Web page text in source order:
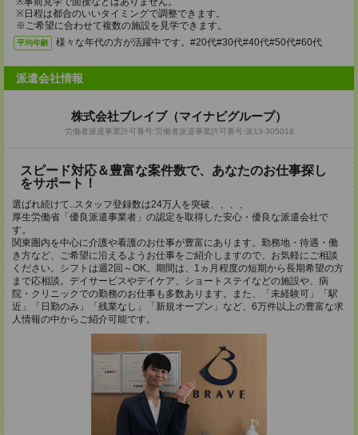
※日程は都合のいいタイミングで調整できます。
※ご希望に合わせて複数の施設を見学できます。
平均年齢 様々な年代の方が活躍中です。#20代#30代#40代#50代#60代
派遣会社情報
株式会社ブレイブ（マイナビグループ）
労働者派遣事業許可番号:労働者派遣事業許可番号:派13-305018
スピード対応＆豊富な案件数で、あなたのお仕事探し
をサポート！
選ばれ続けて..スタッフ登録数は24万人を突破、、、、
厚生労働省「優良派遣事業者」の認定を取得した安心・優良な派遣会社で
す。
関東圏内を中心に介護や看護のお仕事が豊富にあります。勤務地・待遇・働
き方など、ご希望に沿えるようお仕事をご紹介しますので、お気軽にご相談
ください。シフトは週2回～OK。期間は、1ヵ月程度の短期から長期希望の方
まで応相談。デイサービスやデイケア、ショートステイなどの施設や、病
院・クリニックでの勤務のお仕事も多数あります。また、「未経験可」「駅
近」「日勤のみ」「残業なし」「新規オープン」など、6万件以上の豊富な求
人情報の中からご紹介可能です。